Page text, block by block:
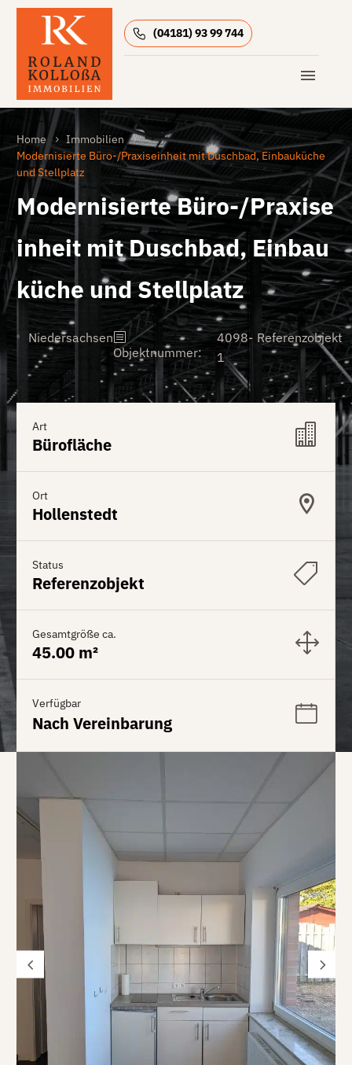
(04181) 93 99 744
Home
Immobilien
Modernisierte Büro-/Praxiseinheit mit Duschbad, Einbauküche
und Stellplatz
Modernisierte Büro-/Praxise
inheit mit Duschbad, Einbau
küche und Stellplatz
Niedersachsen
Objektnummer:
4098-
1
Referenzobjekt
Art
Bürofläche
Ort
Hollenstedt
Status
Referenzobjekt
Gesamtgröße ca.
45.00 m²
Verfügbar
Nach Vereinbarung